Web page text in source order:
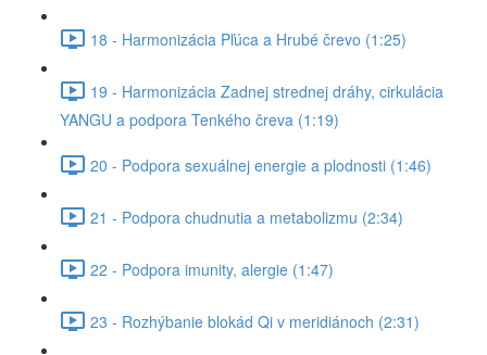
18 - Harmonizácia Pľúca a Hrubé črevo (1:25)
19 - Harmonizácia Zadnej strednej dráhy, cirkulácia
YANGU a podpora Tenkého čreva (1:19)
20 - Podpora sexuálnej energie a plodnosti (1:46)
21 - Podpora chudnutia a metabolizmu (2:34)
22 - Podpora imunity, alergie (1:47)
23 - Rozhýbanie blokád Qi v meridiánoch (2:31)